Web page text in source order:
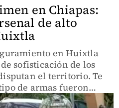
en Chiapas:
de alto
en Huixtla
sofisticación de los
el territorio. Te
de armas fueron
operativo estratégico.